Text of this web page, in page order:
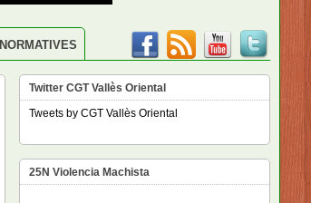
NORMATIVES
Twitter CGT Vallès Oriental
Tweets by CGT Vallès Oriental
25N Violencia Machista